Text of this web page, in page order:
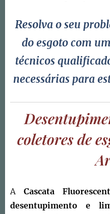
Resolva o seu
do esgotocom
técnicos
necessárias para
coletores de
A Cascata
desentupimento e